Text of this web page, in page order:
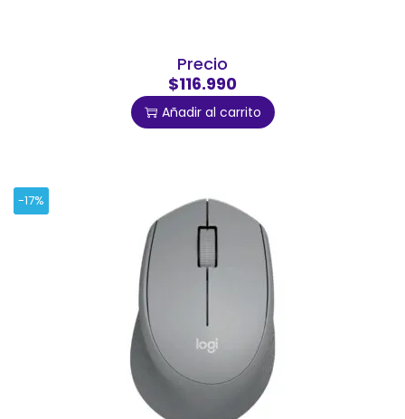
Precio
$116.990
Añadir al carrito
-17%